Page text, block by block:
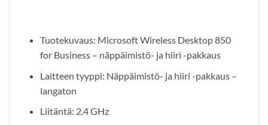
Tuotekuvaus: Microsoft Wireless Desktop 850
for Business – näppäimistö- ja hiiri -pakkaus
Laitteen tyyppi: Näppäimistö- ja hiiri -pakkaus –
langaton
Liitäntä: 2.4 GHz